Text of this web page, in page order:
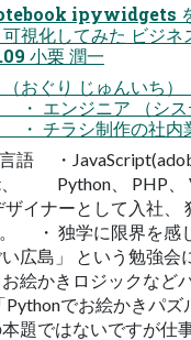
ipywidgets を
可視化してみた ビジ
小栗 潤一
（おぐり じゅんいち
・ エンジニア （シス
・ チラシ制作の社内
語 ・
、 Python、 PHP、
イナーとして入社、
・ 独学に限界を感
い広島」 という勉強
お絵かきロジックな
Pythonでお絵かきパズ
題ではないですが仕